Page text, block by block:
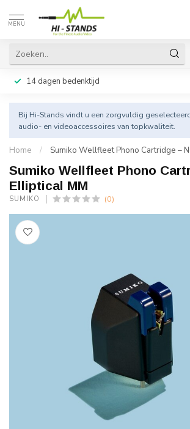
MENU
14 dagen bedenktijd
Bij Hi-Stands vindt u een zorgvuldig
audio- en videoaccessoires van topkwaliteit.
Home / Sumiko Wellfleet Phono Cartridge –
Sumiko Wellfleet Phono
Elliptical MM
SUMIKO (0)